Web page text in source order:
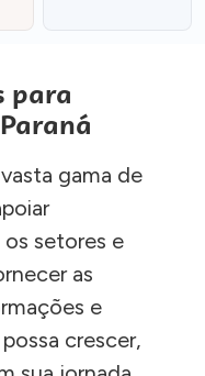
para
gama de
setores e
as
e
crescer,